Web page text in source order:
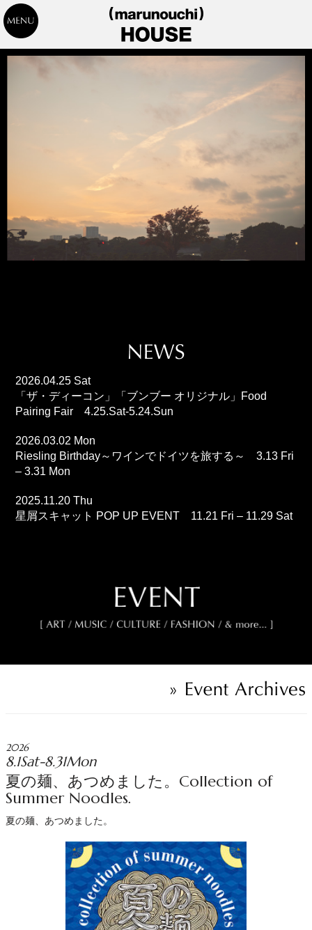
2026.04.25 Sat
「ザ・ディーコン」「ブンブー オリジナル」Food
Pairing Fair 4.25.Sat-5.24.Sun
2026.03.02 Mon
Riesling Birthday～ワインでドイツを旅する～ 3.13 Fri
– 3.31 Mon
2025.11.20 Thu
星屑スキャット POP UP EVENT 11.21 Fri – 11.29 Sat
2026
8.1Sat-8.31Mon
夏の麺、あつめました。Collection of
Summer Noodles.
夏の麺、あつめました。